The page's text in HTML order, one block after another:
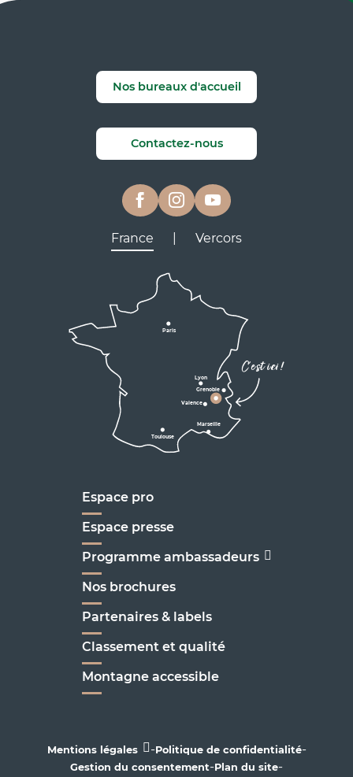
Nos bureaux d'accueil
Contactez-nous
France Vercors
C'est ici !
Paris
Toulouse
Marseille
Lyon
Valence
Grenoble
D1075
D531
Valence
Lyon
Marseille
Espace pro
Espace presse
Programme ambassadeurs
Nos brochures
Partenaires & labels
Classement et qualité
Montagne accessible
Mentions légales -Politique de confidentialité-
Gestion du consentement-Plan du site-